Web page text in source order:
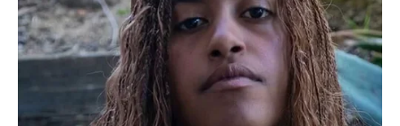
Ως ώρα έναρξης εξέτασης ορίζεται η 08:30 π.μ.
Οι υποψήφιοι πρέπει να προσέρχονται στις
αίθουσες εξέτασης μέχρι τις 08:00 π.μ. Η
διάρκεια εξέτασης κάθε μαθήματος είναι τρεις